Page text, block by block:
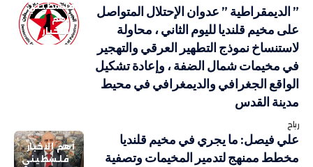
فلسطيني
أهم
الاخبار
” الديمقراطية ” عدوان الإحتلال المتواصل
على مخيم قلنديا لليوم الثاني ، محاولة
لاستنساخ نموذج التطهير العرقي والتهجير
في مخيمات شمال الضفة ، وإعادة تشكيل
الواقع الجغرافي والديمغرافي في محيط
مدينة القدس
رباح
أهم الاخبار
فلسطيني
علي فيصل: ما يجري في مخيم قلنديا
مخطط ممنهج لتدمير المخيمات وتصفية